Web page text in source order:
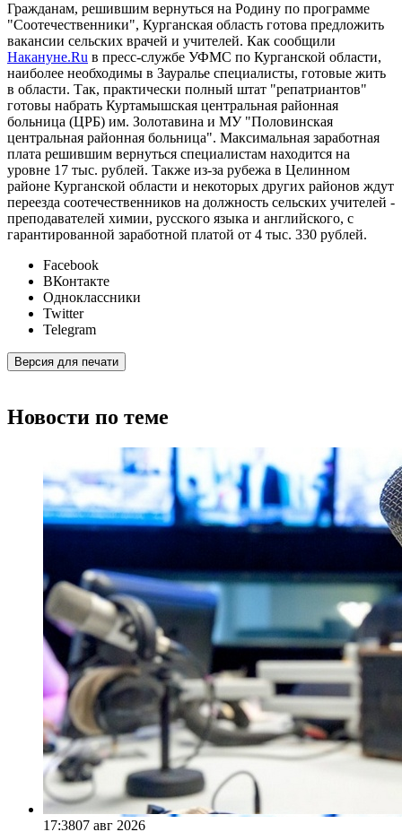
Гражданам, решившим вернуться на Родину по программе
"Соотечественники", Курганская область готова предложить
вакансии сельских врачей и учителей. Как сообщили
Накануне.Ru в пресс-службе УФМС по Курганской области,
наиболее необходимы в Зауралье специалисты, готовые жить
в области. Так, практически полный штат "репатриантов"
готовы набрать Куртамышская центральная районная
больница (ЦРБ) им. Золотавина и МУ "Половинская
центральная районная больница". Максимальная заработная
плата решившим вернуться специалистам находится на
уровне 17 тыс. рублей. Также из-за рубежа в Целинном
районе Курганской области и некоторых других районов ждут
переезда соотечественников на должность сельских учителей -
преподавателей химии, русского языка и английского, с
гарантированной заработной платой от 4 тыс. 330 рублей.
Facebook
ВКонтакте
Одноклассники
Twitter
Telegram
Версия для печати
Новости по теме
17:3807 авг 2026